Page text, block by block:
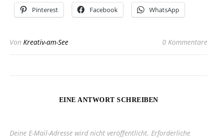
Pinterest Facebook WhatsApp
Von Kreativ-am-See 0 Kommentare
EINE ANTWORT SCHREIBEN
Deine E-Mail-Adresse wird nicht veröffentlicht. Erforderliche